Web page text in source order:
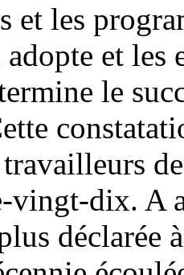
et les
et les
le
vingt-dix. A
déclarée